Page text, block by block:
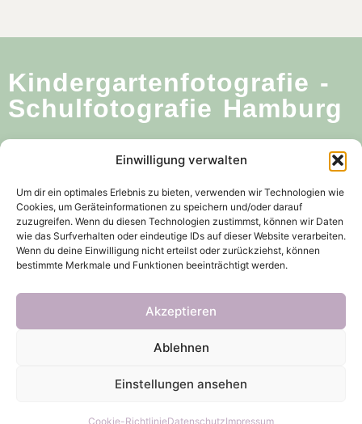
Einwilligung verwalten
Um dir ein optimales Erlebnis zu bieten, verwenden wir Technologien wie
Cookies, um Geräteinformationen zu speichern und/oder darauf
zuzugreifen. Wenn du diesen Technologien zustimmst, können wir Daten
wie das Surfverhalten oder eindeutige IDs auf dieser Website verarbeiten.
Wenn du deine Einwilligung nicht erteilst oder zurückziehst, können
bestimmte Merkmale und Funktionen beeinträchtigt werden.
Akzeptieren
Ablehnen
Einstellungen ansehen
Cookie-RichtlinieDatenschutzImpressum
Kindergartenfotografie -
Schulfotografie Hamburg
040 682 680 55
mail@bildstudio.de
Wildgansstr.18, 22145 Hamburg (nur Büro)
Copyright © 2026 Anna Müffeler - All rights reserved.